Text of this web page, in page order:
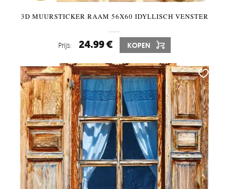
3D MUURSTICKER RAAM 56X60 IDYLLISCH VENSTER
Prijs: 24.99 € KOPEN